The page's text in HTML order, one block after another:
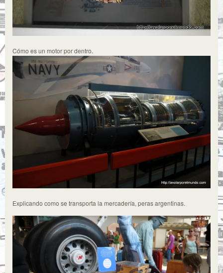
Cómo es un motor por dentro.
Explicando como se transporta la mercadería, peras argentinas.